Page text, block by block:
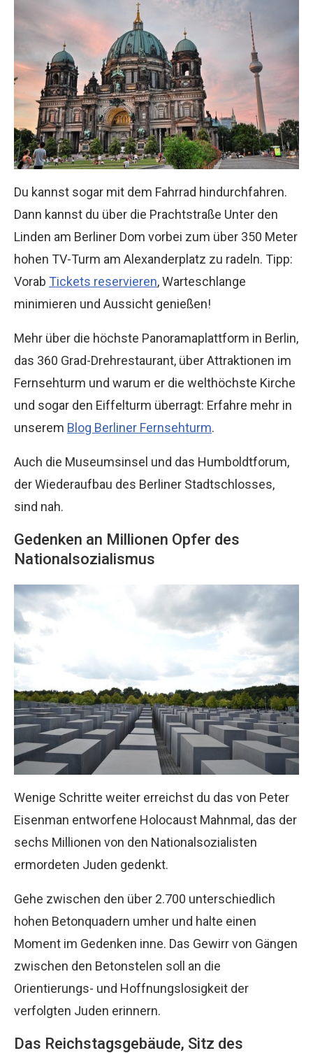
Du kannst sogar mit dem Fahrrad hindurchfahren.
Dann kannst du über die Prachtstraße Unter den
Linden am Berliner Dom vorbei zum über 350 Meter
hohen TV-Turm am Alexanderplatz zu radeln. Tipp:
Vorab Tickets reservieren, Warteschlange
minimieren und Aussicht genießen!
Mehr über die höchste Panoramaplattform in Berlin,
das 360 Grad-Drehrestaurant, über Attraktionen im
Fernsehturm und warum er die welthöchste Kirche
und sogar den Eiffelturm überragt: Erfahre mehr in
unserem Blog Berliner Fernsehturm.
Auch die Museumsinsel und das Humboldtforum,
der Wiederaufbau des Berliner Stadtschlosses,
sind nah.
Gedenken an Millionen Opfer des
Nationalsozialismus
Wenige Schritte weiter erreichst du das von Peter
Eisenman entworfene Holocaust Mahnmal, das der
sechs Millionen von den Nationalsozialisten
ermordeten Juden gedenkt.
Gehe zwischen den über 2.700 unterschiedlich
hohen Betonquadern umher und halte einen
Moment im Gedenken inne. Das Gewirr von Gängen
zwischen den Betonstelen soll an die
Orientierungs- und Hoffnungslosigkeit der
verfolgten Juden erinnern.
Das Reichstagsgebäude, Sitz des